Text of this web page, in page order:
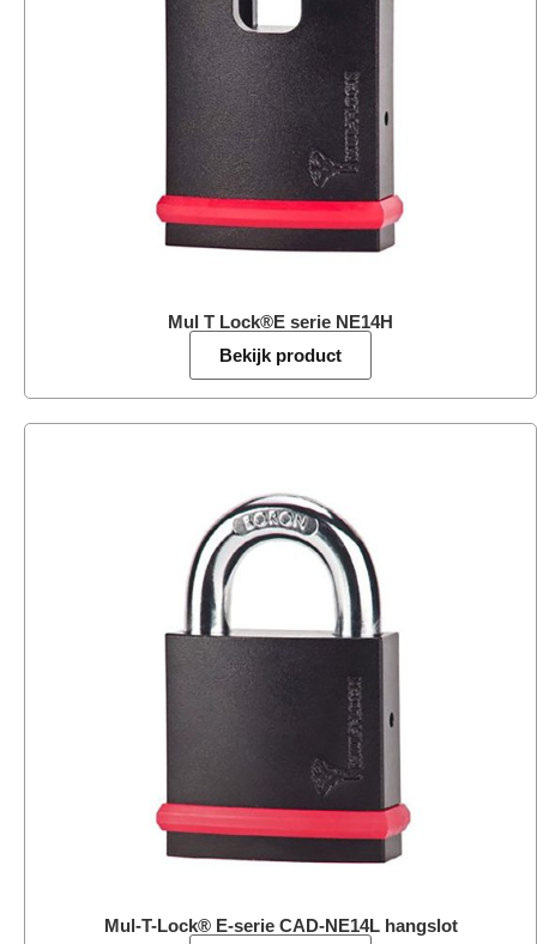
Mul T Lock®E serie NE14H
Bekijk product
Mul-T-Lock® E-serie CAD-NE14L hangslot